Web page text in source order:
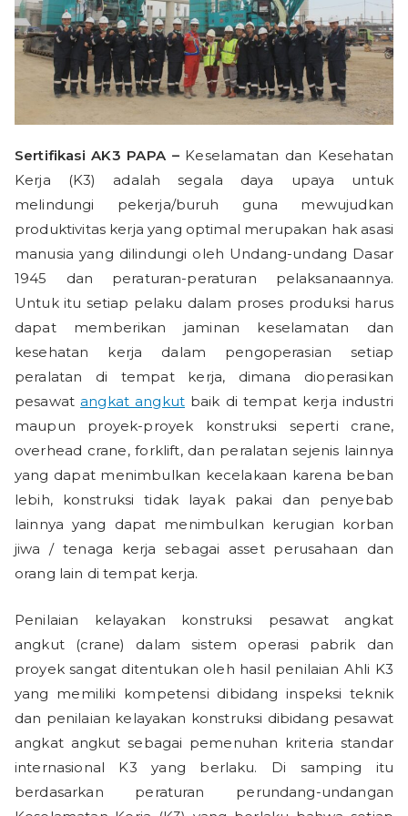
Sertifikasi AK3 PAPA –Keselamatan dan Kesehatan
Kerja (K3) adalah segala daya upaya untuk
melindungi pekerja/buruh guna mewujudkan
produktivitas kerja yang optimal merupakan hak asasi
manusia yang dilindungi oleh Undang-undang Dasar
1945 dan peraturan-peraturan pelaksanaannya.
Untuk itu setiap pelaku dalam proses produksi harus
dapat memberikan jaminan keselamatan dan
kesehatan kerja dalam pengoperasian setiap
peralatan di tempat kerja, dimana dioperasikan
pesawatangkat angkutbaik di tempat kerja industri
maupun proyek-proyek konstruksi seperti crane,
overhead crane, forklift, dan peralatan sejenis lainnya
yang dapat menimbulkan kecelakaan karena beban
lebih, konstruksi tidak layak pakai dan penyebab
lainnya yang dapat menimbulkan kerugian korban
jiwa / tenaga kerja sebagai asset perusahaan dan
orang lain di tempat kerja.
Penilaian kelayakan konstruksi pesawat angkat
angkut (crane) dalam sistem operasi pabrik dan
proyek sangat ditentukan oleh hasil penilaian Ahli K3
yang memiliki kompetensi dibidang inspeksi teknik
dan penilaian kelayakan konstruksi dibidang pesawat
angkat angkut sebagai pemenuhan kriteria standar
internasional K3 yang berlaku. Di samping itu
berdasarkan peraturan perundang-undangan